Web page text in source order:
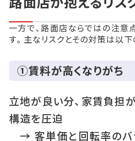
一方で、路面店ならではの注意
す。主なリスクとその対策は以下
①賃料が高くなりがち
立地が良い分、家賃負担
構造を圧迫
→ 客単価と回転率のバ